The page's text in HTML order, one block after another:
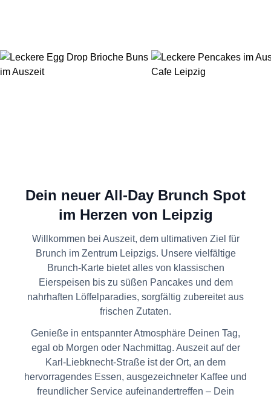
Dein neuer All-Day Brunch Spot
im Herzen von Leipzig
Willkommen bei Auszeit, dem ultimativen Ziel für
Brunch im ZentrumLeipzigs. Unsere vielfältige
Brunch-Karte bietet alles von klassischen
Eierspeisen bis zu süßen Pancakes und dem
nahrhaften Löffelparadies, sorgfältig zubereitet aus
frischen Zutaten.
Genieße in entspannter Atmosphäre Deinen Tag,
egal ob Morgen oder Nachmittag. Auszeit auf der
Karl-Liebknecht-Straße ist der Ort, an dem
hervorragendes Essen, ausgezeichneter Kaffee und
freundlicher Service aufeinandertreffen – Dein